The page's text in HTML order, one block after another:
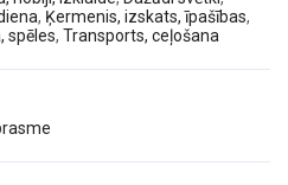
, Ķermenis, izskats, īpašības,
spēles, Transports, ceļošana